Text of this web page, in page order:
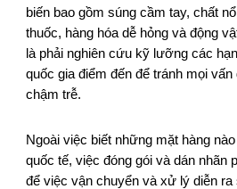
biến bao gồm súng cầm tay, chất
thuốc, hàng hóa dễ hỏng và động
là phải nghiên cứu kỹ lưỡng các
quốc gia điểm đến để tránh mọi
chậm trễ.
Ngoài việc biết những mặt hàng
quốc tế, việc đóng gói và dán nhãn
để việc vận chuyển và xử lý diễn ra